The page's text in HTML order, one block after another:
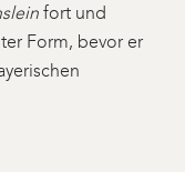
fort und
Form, bevor er